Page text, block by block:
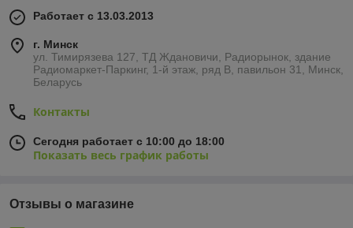
Работает с 13.03.2013
г. Минск
ул. Тимирязева 127, ТД Ждановичи, Радиорынок, здание
Радиомаркет-Паркинг, 1-й этаж, ряд В, павильон 31, Минск,
Беларусь
Контакты
Сегодня работает с 10:00 до 18:00
Показать весь график работы
Отзывы о магазине